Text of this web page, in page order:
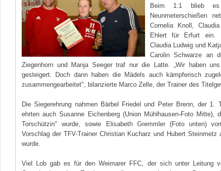
Beim 1:1 blieb
Neunmeterschießen
Cornelia Knoll,
Ehlert für Erfurt ein.
Claudia Ludwig und
Carolin Schwarze an
Ziegenhorn und Manja Seeger traf nur die Latte. „Wir haben
gesteigert. Doch dann haben die Mädels auch kämpferisch
zusammengearbeitet", bilanzierte Marco Zelle, der Trainer des
Die Siegerehrung nahmen Bärbel Friedel und Peter Brenn, der 1.
ehrten auch Susanne Eichenberg (Union Mühlhausen-Foto Mitte),
Torschützin" wurde, sowie Elisabeth Gremmler (Foto unten)
Vorschlag der TFV-Trainer Christian Kucharz und Hubert Steinmetz
wurde.
Viel Lob gab es für den Weimarer FFC, der sich unter Leitung